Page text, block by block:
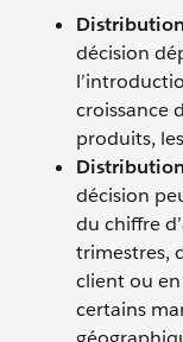
décision
croissance
produits,
décision
du chiffre
trimestres,
client ou
certains